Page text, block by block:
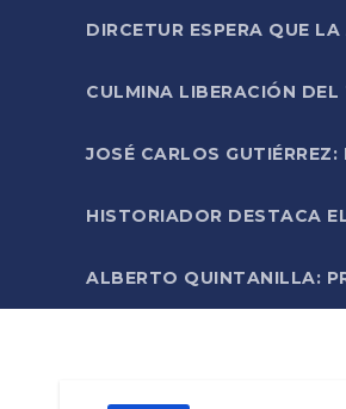
DIRCETUR ESPERA QUE
CULMINA LIBERACIÓN
JOSÉ CARLOS
HISTORIADOR DESTACA
ALBERTO QUINTANILLA: